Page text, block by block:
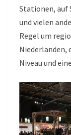
Stationen, auf
und vielen
Regel um
Niederlanden,
Niveau und